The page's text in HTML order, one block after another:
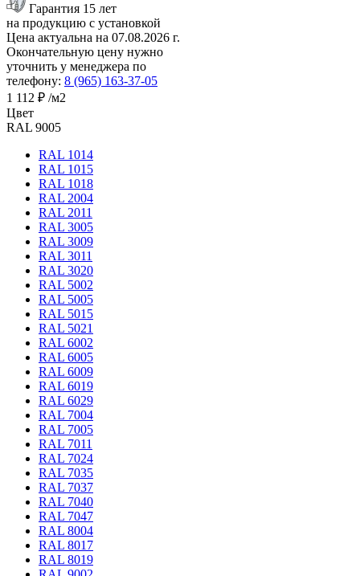
Гарантия 15 лет
на продукцию с установкой
Цена актуальна на 07.08.2026 г.
Окончательную цену нужно
уточнить у менеджера по
телефону: 8 (965) 163-37-05
1 112 ₽ /м2
Цвет
RAL 9005
RAL 1014
RAL 1015
RAL 1018
RAL 2004
RAL 2011
RAL 3005
RAL 3009
RAL 3011
RAL 3020
RAL 5002
RAL 5005
RAL 5015
RAL 5021
RAL 6002
RAL 6005
RAL 6009
RAL 6019
RAL 6029
RAL 7004
RAL 7005
RAL 7011
RAL 7024
RAL 7035
RAL 7037
RAL 7040
RAL 7047
RAL 8004
RAL 8017
RAL 8019